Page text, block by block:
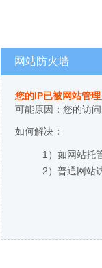
网站防火墙
您的IP已被网站管
可能原因：您的访
如何解决：
1）如网站托
2）普通网站